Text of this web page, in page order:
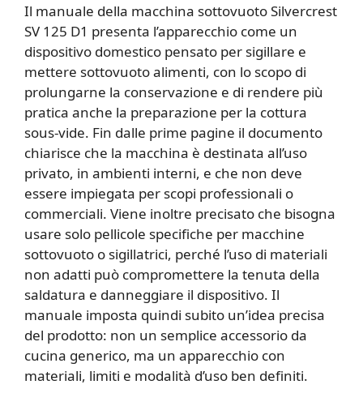
Il manuale della macchina sottovuoto Silvercrest
SV 125 D1 presenta l’apparecchio come un
dispositivo domestico pensato per sigillare e
mettere sottovuoto alimenti, con lo scopo di
prolungarne la conservazione e di rendere più
pratica anche la preparazione per la cottura
sous-vide. Fin dalle prime pagine il documento
chiarisce che la macchina è destinata all’uso
privato, in ambienti interni, e che non deve
essere impiegata per scopi professionali o
commerciali. Viene inoltre precisato che bisogna
usare solo pellicole specifiche per macchine
sottovuoto o sigillatrici, perché l’uso di materiali
non adatti può compromettere la tenuta della
saldatura e danneggiare il dispositivo. Il
manuale imposta quindi subito un’idea precisa
del prodotto: non un semplice accessorio da
cucina generico, ma un apparecchio con
materiali, limiti e modalità d’uso ben definiti.